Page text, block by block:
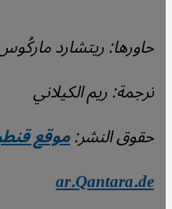
حاورها: ريتشارد
ترجمة: ريم الكيلاني
حقوق النشر:موقع قنطرة
ar.Qantara.de